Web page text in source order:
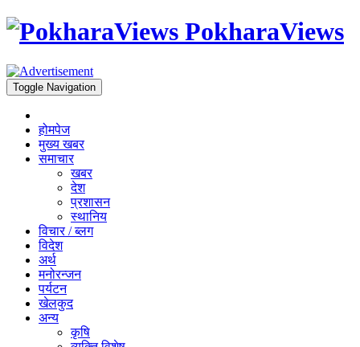
PokharaViews
Toggle Navigation
होमपेज
मुख्य खबर
समाचार
खबर
देश
प्रशासन
स्थानिय
विचार / ब्लग
विदेश
अर्थ
मनोरन्जन
पर्यटन
खेलकुद
अन्य
कृषि